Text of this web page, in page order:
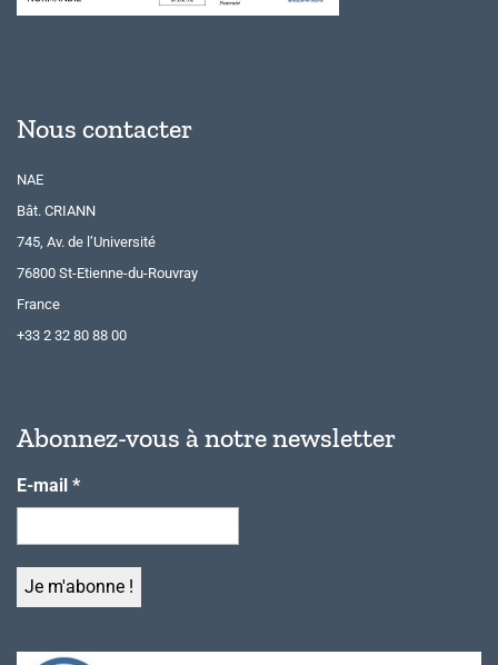
Nous contacter
NAE
Bât. CRIANN
745, Av. de l’Université
76800 St-Etienne-du-Rouvray
France
+33 2 32 80 88 00
Abonnez-vous à notre newsletter
E-mail *